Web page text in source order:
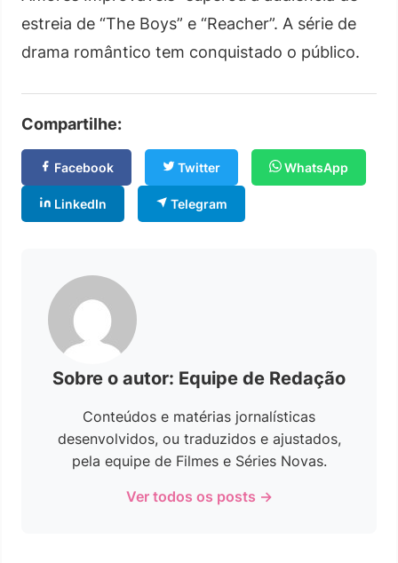
estreia de “The Boys” e “Reacher”. A série de
drama romântico tem conquistado o público.
Compartilhe:
Facebook Twitter WhatsApp
LinkedIn Telegram
Sobre o autor: Equipe de Redação
Conteúdos e matérias jornalísticas
desenvolvidos, ou traduzidos e ajustados,
pela equipe de Filmes e Séries Novas.
Ver todos os posts →